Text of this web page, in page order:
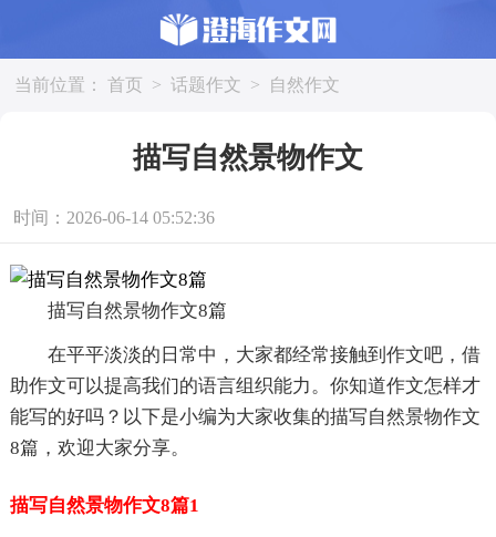
当前位置： 首页 > 话题作文 > 自然作文
描写自然景物作文
时间：2026-06-14 05:52:36
描写自然景物作文8篇
在平平淡淡的日常中，大家都经常接触到作文吧，借
助作文可以提高我们的语言组织能力。你知道作文怎样才
能写的好吗？以下是小编为大家收集的描写自然景物作文
8篇，欢迎大家分享。
描写自然景物作文8篇1